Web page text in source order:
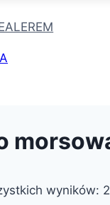
wyników: 2